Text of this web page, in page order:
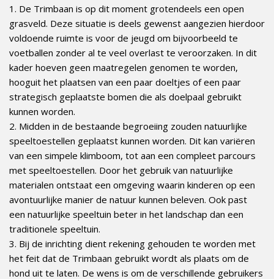
1. De Trimbaan is op dit moment grotendeels een open
grasveld. Deze situatie is deels gewenst aangezien hierdoor
voldoende ruimte is voor de jeugd om bijvoorbeeld te
voetballen zonder al te veel overlast te veroorzaken. In dit
kader hoeven geen maatregelen genomen te worden,
hooguit het plaatsen van een paar doeltjes of een paar
strategisch geplaatste bomen die als doelpaal gebruikt
kunnen worden.
2. Midden in de bestaande begroeiing zouden natuurlijke
speeltoestellen geplaatst kunnen worden. Dit kan variëren
van een simpele klimboom, tot aan een compleet parcours
met speeltoestellen. Door het gebruik van natuurlijke
materialen ontstaat een omgeving waarin kinderen op een
avontuurlijke manier de natuur kunnen beleven. Ook past
een natuurlijke speeltuin beter in het landschap dan een
traditionele speeltuin.
3. Bij de inrichting dient rekening gehouden te worden met
het feit dat de Trimbaan gebruikt wordt als plaats om de
hond uit te laten. De wens is om de verschillende gebruikers